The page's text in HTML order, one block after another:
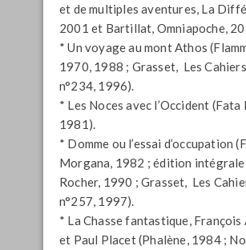
et de multiples aventures, La
2001 et Bartillat, Omniapoche,
* Un voyage au mont Athos
1970, 1988 ; Grasset, Les
n°234, 1996).
* Les Noces avec l’Occident
1981).
* Domme ou l’essai d’occupation
Morgana, 1982 ; édition
Rocher, 1990 ; Grasset, Les
n°257, 1997).
* La Chasse fantastique, François
et Paul Placet (Phalène, 1984 ;